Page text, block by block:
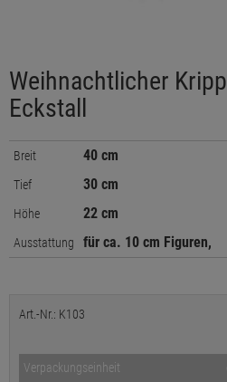
Weihnachtlicher
Eckstall
Breit 40 cm
Tief 30 cm
Höhe 22 cm
Ausstattung für ca. 10 cm Figuren,
Art.-Nr.: K103
Verpackungseinheit